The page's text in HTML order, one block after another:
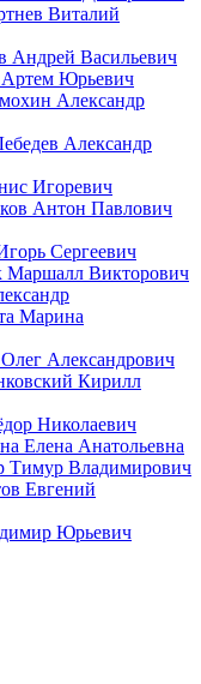
Виталий
Андрей Васильевич
Юрьевич
Александр
Александр
Игоревич
Антон Павлович
Сергеевич
Маршалл Викторович
Марина
Александрович
Кирилл
Николаевич
Елена Анатольевна
Владимирович
Евгений
Юрьевич